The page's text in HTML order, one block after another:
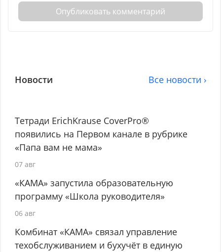
Опубликовать комментарий
Новости Все новости ›
Тетради ErichKrause CoverPro®
появились на Первом канале в рубрике
«Папа вам не мама»
07 авг
«КАМА» запустила образовательную
программу «Школа руководителя»
06 авг
Комбинат «КАМА» связал управление
техобслуживанием и бухучёт в единую